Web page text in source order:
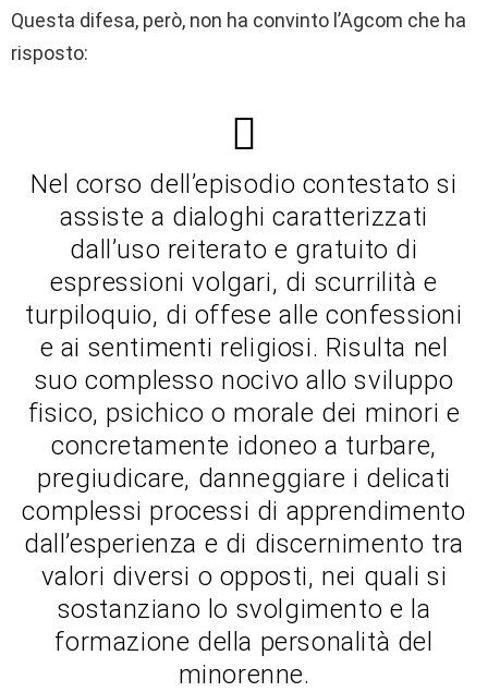
Questa difesa, però, non ha convinto l’Agcom che ha
risposto:
Nel corso dell’episodio contestato si
assiste a dialoghi caratterizzati
dall’uso reiterato e gratuito di
espressioni volgari, di scurrilità e
turpiloquio, di offese alle confessioni
e ai sentimenti religiosi. Risulta nel
suo complesso nocivo allo sviluppo
fisico, psichico o morale dei minori e
concretamente idoneo a turbare,
pregiudicare, danneggiare i delicati
complessi processi di apprendimento
dall’esperienza e di discernimento tra
valori diversi o opposti, nei quali si
sostanziano lo svolgimento e la
formazione della personalità del
minorenne.